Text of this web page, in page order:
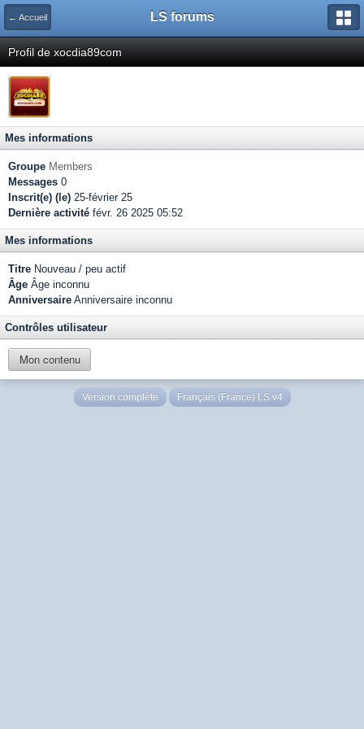
← Accueil LS forums
Profil de xocdia89com
Mes informations
Groupe Members
Messages 0
Inscrit(e) (le) 25-février 25
Dernière activité févr. 26 2025 05:52
Mes informations
Titre Nouveau / peu actif
Âge Âge inconnu
Anniversaire Anniversaire inconnu
Contrôles utilisateur
Mon contenu
Version complète Français (France) LS v4